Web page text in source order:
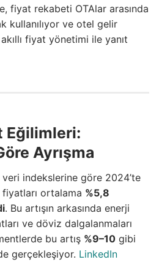
fiyat rekabeti OTAlar arasında
kullanılıyor ve otel gelir
fiyat yönetimi ile yanıt
Eğilimleri:
Ayrışma
indekslerine göre 2024’te
ortalama %5,8
. Bu artışın arkasında enerji
ve döviz dalgalanmaları
bu artış %9–10 gibi
gerçekleşiyor. LinkedIn